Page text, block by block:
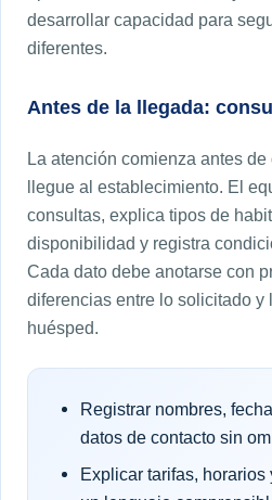
desarrollar capacidad para
diferentes.
Antes de la llegada:
La atención comienza antes
llegue al establecimiento. El
consultas, explica tipos de
disponibilidad y registra
Cada dato debe anotarse con
diferencias entre lo solicitado y
huésped.
Registrar nombres,
datos de contacto sin
Explicar tarifas, horarios